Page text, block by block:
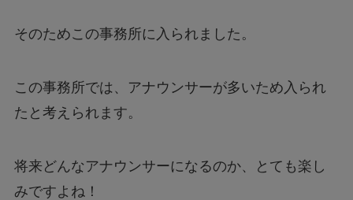
そのためこの事務所に入られました。
この事務所では、アナウンサーが多いため入られ
たと考えられます。
将来どんなアナウンサーになるのか、とても楽し
みですよね！